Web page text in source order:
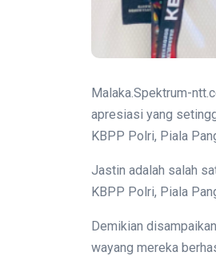
Malaka.Spektrum-
apresiasi yang
KBPP Polri, Piala
Jastin adalah salah
KBPP Polri, Piala
Demikian
wayang mereka